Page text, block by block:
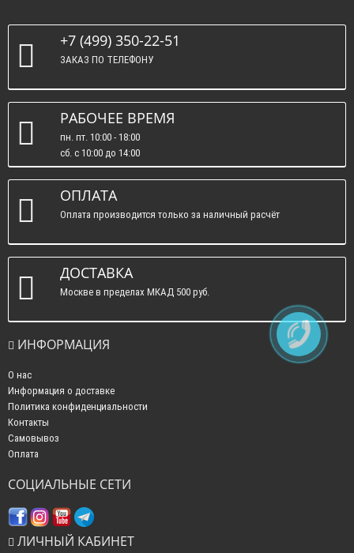
+7 (499) 350-22-51
ЗАКАЗ ПО ТЕЛЕФОНУ
РАБОЧЕЕ ВРЕМЯ
пн. пт. 10:00 - 18:00
сб. c 10:00 до 14:00
вс. : выходные.
ОПЛАТА
Оплата производится только за наличный расчёт
ДОСТАВКА
Москве в пределах МКАД 500 руб.
ИНФОРМАЦИЯ
О нас
Информация о доставке
Политика конфиденциальности
Контакты
Самовывоз
Оплата
СОЦИАЛЬНЫЕ СЕТИ
ЛИЧНЫЙ КАБИНЕТ